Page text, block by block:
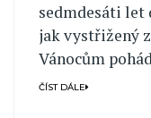
sedmdesáti let
jak vystřižený
Vánocům
ČÍST DÁLE